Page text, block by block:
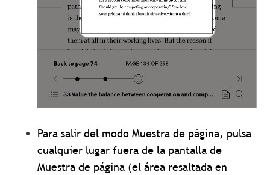
Para salir del modo Muestra de página, pulsa
cualquier lugar fuera de la pantalla de
Muestra de página (el área resaltada en